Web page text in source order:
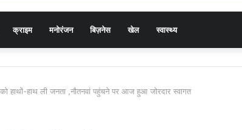
क्राइम मनोरंजन बिज़नेस खेल स्वास्थ्य
को हाथों-हाथ ली जनता ,नौतनवां पहुंचने पर आज हुआ जोरदार स्वागत